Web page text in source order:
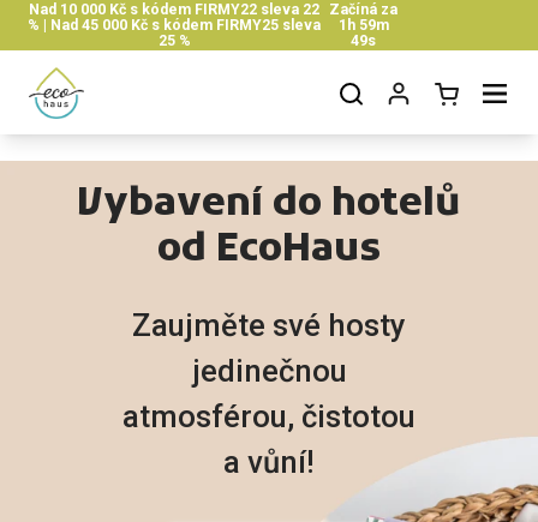
Skip to content
Nad 10 000 Kč s kódem FIRMY22 sleva 22
% | Nad 45 000 Kč s kódem FIRMY25 sleva
25 %
Začíná za
1h 59m
48s
Open cart Open menu
Vybavení do hotelů
od EcoHaus
Zaujměte své hosty
jedinečnou
atmosférou, čistotou
a vůní!